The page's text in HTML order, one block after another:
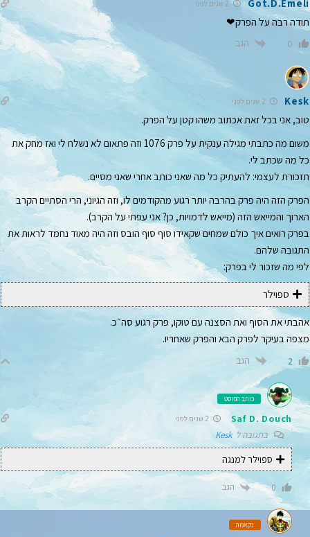
Got.D.Emeli 2 שנים לפני
תודה רבה על הפרק❤
0 הגב
Kesk
טוב, אני בכל זאת אכתוב משהו קטן על הפרק.
משום מה כתבתי מגילה ענקית על פרק 1076 וזה פתאום לא נשלח לי ואז מחק את
כל מה שכתב לי.
תזכורת לעצמי: להעתיק כל מה שאני כותב אחרי שאני מסיים.
הפרק הזה היה פרק בהרבה יותר רגוע מהקודמים לו, וזה הגיוני, הרי הסתיים הקרב
הארוך והמייאש הזה (מייאש לדמויות, כן? אני עפתי על הקרב).
בפרק רואים איך כולם שמחים שקאידו סוף סוף הובס וזה היה מאוד נחמד לראות את
התגובה שלהם.
לפי מה שזכור לי בפרק:
ספוילר
אהבתי את הסוף ואת הסצנה עם טוקו, פרק רגוע סה״כ.
מצפה בעיקר לפרק הבא והפרק שאחריו.
2 הגב
כותב הפוסט
Saf D. Douch
בתגובה לKesk
ספוילר למנגה
0 הגב
נקאמה